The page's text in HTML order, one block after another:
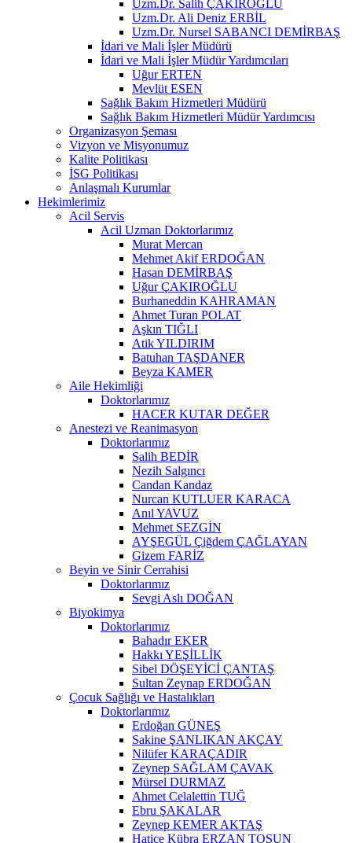
Uzm.Dr. Salih ÇAKIROĞLU
Uzm.Dr. Ali Deniz ERBİL
Uzm.Dr. Nursel SABANCI DEMİRBAŞ
İdari ve Mali İşler Müdürü
İdari ve Mali İşler Müdür Yardımcıları
Uğur ERTEN
Mevlüt ESEN
Sağlık Bakım Hizmetleri Müdürü
Sağlık Bakım Hizmetleri Müdür Yardımcısı
Organizasyon Şeması
Vizyon ve Misyonumuz
Kalite Politikası
İSG Politikası
Anlaşmalı Kurumlar
Hekimlerimiz
Acil Servis
Acil Uzman Doktorlarımız
Murat Mercan
Mehmet Akif ERDOĞAN
Hasan DEMİRBAŞ
Uğur ÇAKIROĞLU
Burhaneddin KAHRAMAN
Ahmet Turan POLAT
Aşkın TIĞLI
Atik YILDIRIM
Batuhan TAŞDANER
Beyza KAMER
Aile Hekimliği
Doktorlarımız
HACER KUTAR DEĞER
Anestezi ve Reanimasyon
Doktorlarımız
Salih BEDİR
Nezih Salgıncı
Candan Kandaz
Nurcan KUTLUER KARACA
Anıl YAVUZ
Mehmet SEZGİN
AYŞEGÜL Çiğdem ÇAĞLAYAN
Gizem FARİZ
Beyin ve Sinir Cerrahisi
Doktorlarımız
Sevgi Aslı DOĞAN
Biyokimya
Doktorlarımız
Bahadır EKER
Hakkı YEŞİLLİK
Sibel DÖŞEYİCİ ÇANTAŞ
Sultan Zeynap ERDOĞAN
Çocuk Sağlığı ve Hastalıkları
Doktorlarımız
Erdoğan GÜNEŞ
Sakine ŞANLIKAN AKÇAY
Nilüfer KARAÇADIR
Zeynep SAĞLAM ÇAVAK
Mürsel DURMAZ
Ahmet Celalettin TUĞ
Ebru ŞAKALAR
Zeynep KEMER AKTAŞ
Hatice Kübra ERZAN TOSUN